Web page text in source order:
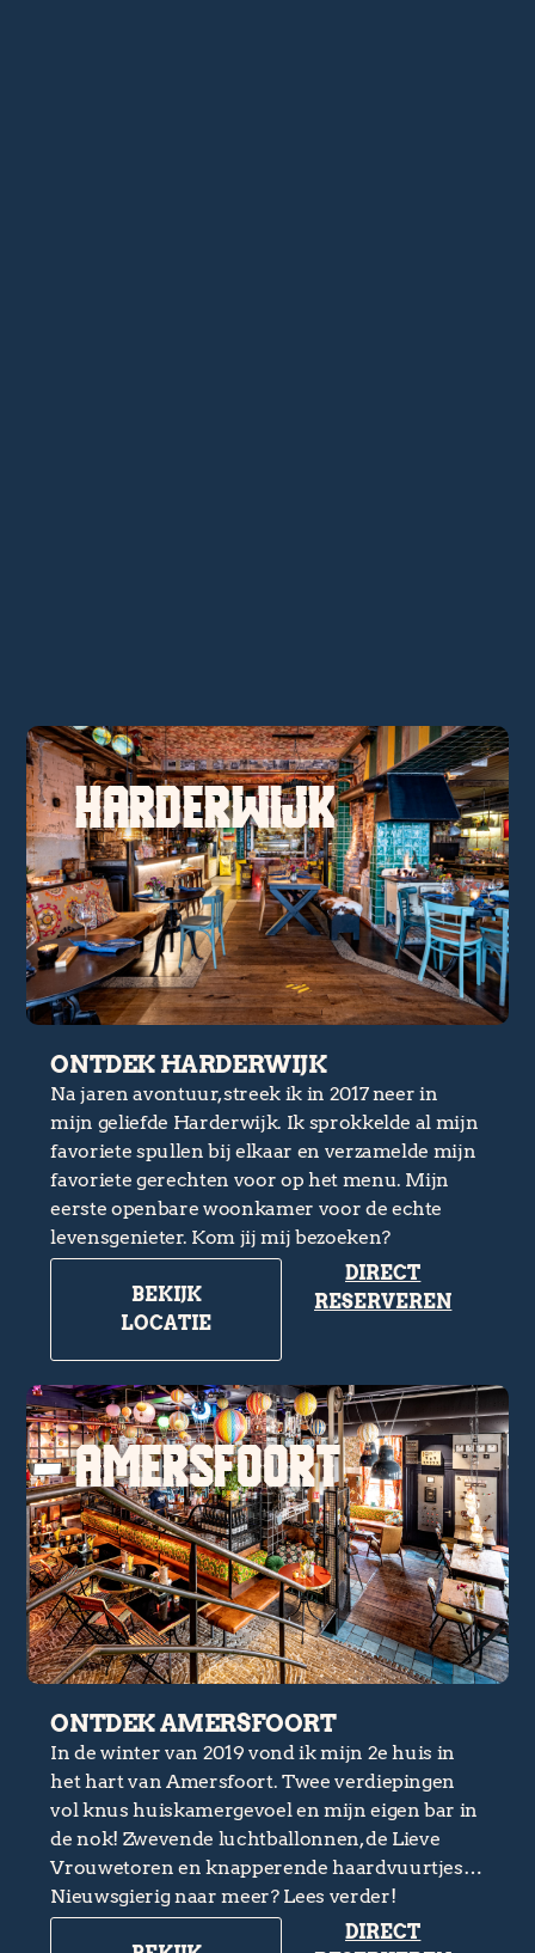
HARDERWIJK
ONTDEK HARDERWIJK
Na jaren avontuur, streek ik in 2017 neer in
mijn geliefde Harderwijk. Ik sprokkelde al mijn
favoriete spullen bij elkaar en verzamelde mijn
favoriete gerechten voor op het menu. Mijn
eerste openbare woonkamer voor de echte
levensgenieter. Kom jij mij bezoeken?
BEKIJK
LOCATIE
DIRECT
RESERVEREN
AMERSFOORT
ONTDEK AMERSFOORT
In de winter van 2019 vond ik mijn 2e huis in
het hart van Amersfoort. Twee verdiepingen
vol knus huiskamergevoel en mijn eigen bar in
de nok! Zwevende luchtballonnen, de Lieve
Vrouwetoren en knapperende haardvuurtjes…
Nieuwsgierig naar meer? Lees verder!
DIRECT